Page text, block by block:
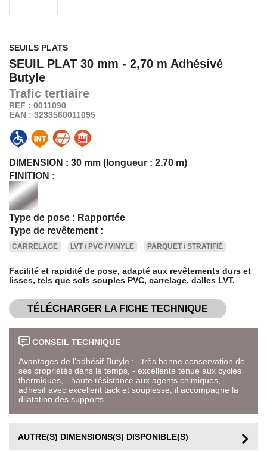
SEUILS PLATS
SEUIL PLAT 30 mm - 2,70 m Adhésivé
Butyle
Trafic tertiaire
REF : 0011090
EAN : 3233560011095
DIMENSION : 30 mm (longueur : 2,70 m)
FINITION :
Type de pose : Rapportée
Type de revêtement :
CARRELAGE LVT / PVC / VINYLE PARQUET / STRATIFIÉ
Facilité et rapidité de pose, adapté aux revêtements durs et
lisses, tels que sols souples PVC, carrelage, dalles LVT.
TÉLÉCHARGER LA FICHE TECHNIQUE
CONSEIL TECHNIQUE
Avantages de l’adhésif Butyle : - très bonne conservation de
ses propriétés dans le temps, - excellente tenue aux cycles
thermiques, - haute résistance aux agents chimiques, -
adhésif avec excellent tack et souplesse, il accompagne la
dilatation des supports.
AUTRE(S) DIMENSIONS(S) DISPONIBLE(S)